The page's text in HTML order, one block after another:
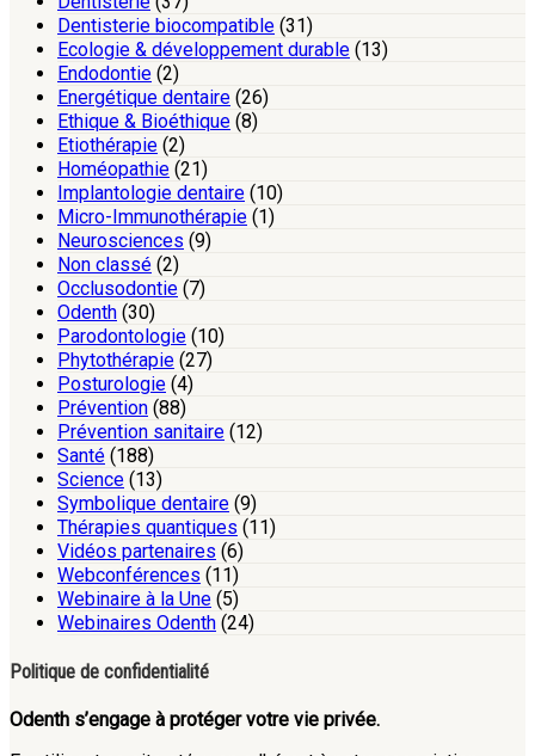
Dentisterie biocompatible (31)
Ecologie & développement durable (13)
Endodontie (2)
Energétique dentaire (26)
Ethique & Bioéthique (8)
Etiothérapie (2)
Homéopathie (21)
Implantologie dentaire (10)
Micro-Immunothérapie (1)
Neurosciences (9)
Non classé (2)
Occlusodontie (7)
Odenth (30)
Parodontologie (10)
Phytothérapie (27)
Posturologie (4)
Prévention (88)
Prévention sanitaire (12)
Santé (188)
Science (13)
Symbolique dentaire (9)
Thérapies quantiques (11)
Vidéos partenaires (6)
Webconférences (11)
Webinaire à la Une (5)
Webinaires Odenth (24)
Politique de confidentialité
Odenth s’engage à protéger votre vie privée.